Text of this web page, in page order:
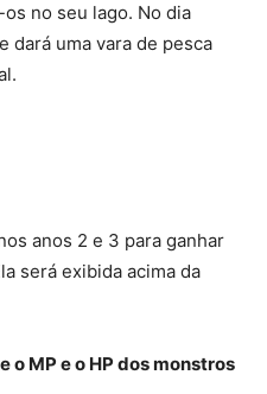
no seu lago. No dia
dará uma vara de pesca
anos 2 e 3 para ganhar
será exibida acima da
MP e o HP dos monstros